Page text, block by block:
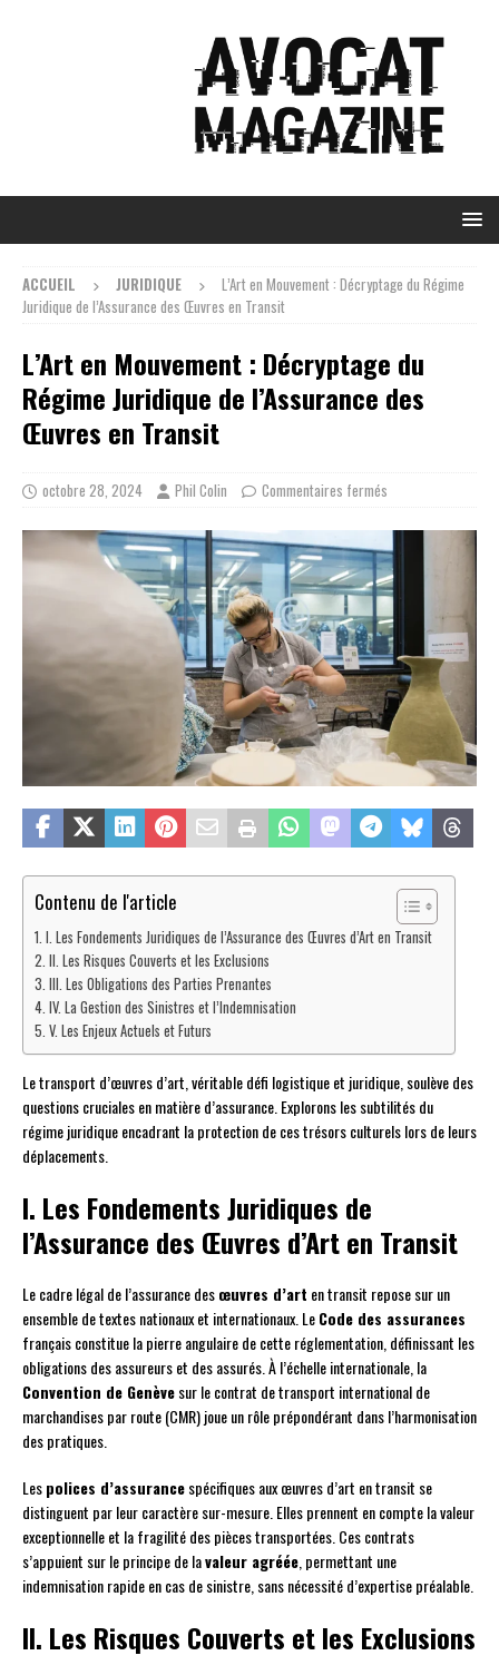
ACCUEIL JURIDIQUE
L’Art en Mouvement : Décryptage du Régime
Juridique de l’Assurance des Œuvres en Transit
L’Art en Mouvement : Décryptage du
Régime Juridique de l’Assurance des
Œuvres en Transit
octobre 28, 2024 Phil Colin Commentaires fermés
Contenu de l'article
I. Les Fondements Juridiques de l’Assurance des Œuvres d’Art en Transit
II. Les Risques Couverts et les Exclusions
III. Les Obligations des Parties Prenantes
IV. La Gestion des Sinistres et l’Indemnisation
V. Les Enjeux Actuels et Futurs
Le transport d’œuvres d’art, véritable défi logistique et juridique, soulève des
questions cruciales en matière d’assurance. Explorons les subtilités du
régime juridique encadrant la protection de ces trésors culturels lors de leurs
déplacements.
I. Les Fondements Juridiques de
l’Assurance des Œuvres d’Art en Transit
Le cadre légal de l’assurance desœuvres d’art en transit repose sur un
ensemble de textes nationaux et internationaux. LeCode des assurances
français constitue la pierre angulaire de cette réglementation, définissant les
obligations des assureurs et des assurés. À l’échelle internationale, la
Convention de Genèvesur le contrat de transport international de
marchandises par route (CMR) joue un rôle prépondérant dans l’harmonisation
des pratiques.
Lespolices d’assurancespécifiques aux œuvres d’art en transit se
distinguent par leur caractère sur-mesure. Elles prennent en compte la valeur
exceptionnelle et la fragilité des pièces transportées. Ces contrats
s’appuient sur le principe de lavaleur agréée , permettant une
indemnisation rapide en cas de sinistre, sans nécessité d’expertise préalable.
II. Les Risques Couverts et les Exclusions